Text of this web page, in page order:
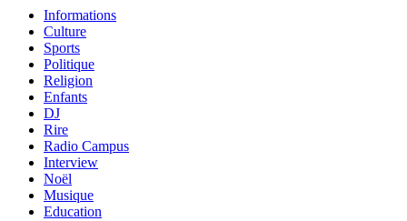
Informations
Culture
Sports
Politique
Religion
Enfants
DJ
Rire
Radio Campus
Interview
Noël
Musique
Education